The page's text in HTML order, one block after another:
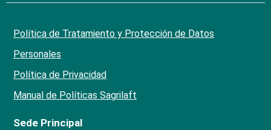
Política de Tratamiento y Protección de Datos
Personales
Política de Privacidad
Manual de Políticas Sagrilaft
Sede Principal